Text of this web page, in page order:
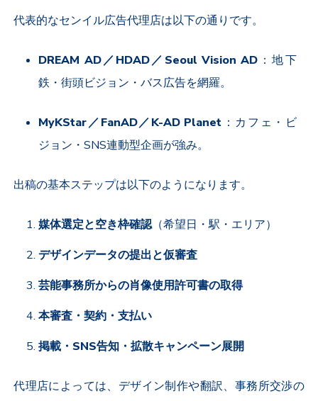
代表的なセンイル広告代理店は以下の通りです。
DREAM AD／HDAD／ Seoul Vision AD：地下
鉄・街頭ビジョン・バス広告を網羅。
MyKStar／FanAD／K-AD Planet ：カフェ・ビ
ジョン・SNS連動型企画が強み。
出稿の基本ステップは以下のようになります。
媒体選定と空き枠確認（希望日・駅・エリア）
デザインデータの提出と仮審査
芸能事務所からの肖像使用許可書の取得
本審査・契約・支払い
掲載・ SNS告知・拡散キャンペーン展開
代理店によっては、デザイン制作や翻訳、事務所交渉の